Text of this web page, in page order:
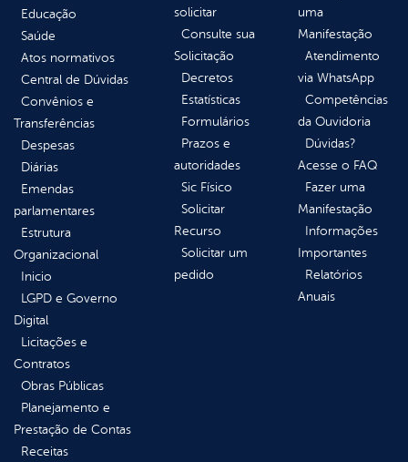
Educação
Saúde
Atos normativos
Central de Dúvidas
Convênios e
Transferências
Despesas
Diárias
Emendas
parlamentares
Estrutura
Organizacional
Inicio
LGPD e Governo
Digital
Licitações e
Contratos
Obras Públicas
Planejamento e
Prestação de Contas
Receitas
solicitar
Consulte sua
Solicitação
Decretos
Estatísticas
Formulários
Prazos e
autoridades
Sic Físico
Solicitar
Recurso
Solicitar um
pedido
uma
Manifestação
Atendimento
via WhatsApp
Competências
da Ouvidoria
Dúvidas?
Acesse o FAQ
Fazer uma
Manifestação
Informações
Importantes
Relatórios
Anuais